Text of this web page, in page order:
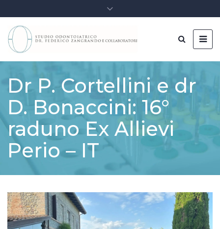
Dr P. Cortellini e dr
D. Bonaccini: 16°
raduno Ex Allievi
Perio – IT